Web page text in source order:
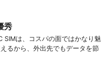
秀
SIMは、コスパの面ではかなり魅
るから、外出先でもデータを節